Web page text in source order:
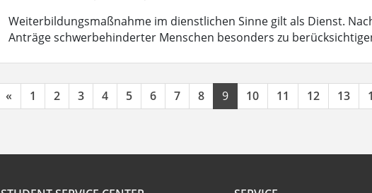
Weiterbildungsmaßnahme im dienstlichen Sinne gilt als Dienst.
Anträge schwerbehinderter Menschen besonders zu
« 1 2 3 4 5 6 7 8 9 10 11 12 13